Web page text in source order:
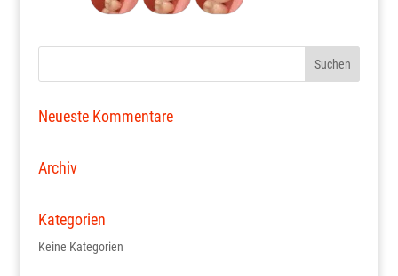
Neueste Kommentare
Archiv
Kategorien
Keine Kategorien